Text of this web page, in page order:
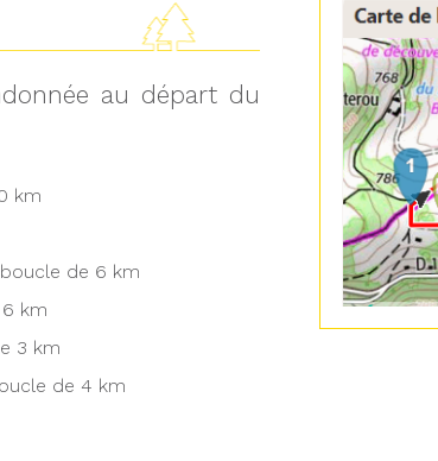
au départ du
km
boucle de 6 km
km
3 km
de 4 km